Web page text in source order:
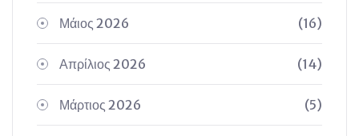
Μάιος 2026 (16)
Απρίλιος 2026 (14)
Μάρτιος 2026 (5)